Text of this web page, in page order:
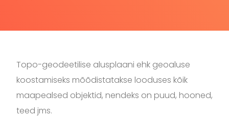
Topo-geodeetilise alusplaani ehk geoaluse
koostamiseks mõõdistatakse looduses kõik
maapealsed objektid, nendeks on puud, hooned,
teed jms.